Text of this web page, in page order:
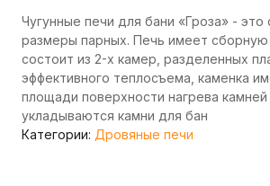
Чугунные печи для бани «Гроза» -
размеры парных. Печь имеет
состоит из 2-х камер, разделенных
эффективного теплосъема, каменка
площади поверхности нагрева
укладываются камни для бан
Категории: Дровяные печи